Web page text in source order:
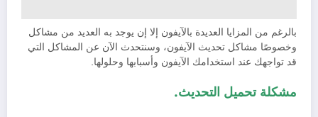
بالرغم من المزايا العديدة بالآيفون إلا إن يوجد به العديد من مشاكل
وخصوصًا مشاكل تحديث الآيفون، وسنتحدث الآن عن المشاكل التي
قد تواجهك عند استخدامك الآيفون وأسبابها وحلولها.
مشكلة تحميل التحديث.